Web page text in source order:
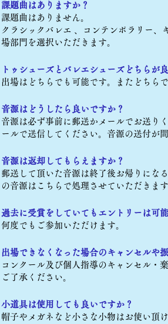
課題曲はありますか？
課題曲はありません。
クラシックバレエ 、コンテンポラリー、
場部門を選択いただきます。
トゥシューズとバレエシューズどちらが
出場はどちらでも可能です。またどちら
音源はどうしたら良いですか？
音源は必ず事前に郵送かメールでお送り
ールで送信してください。音源の送付が
音源は返却してもらえますか？
郵送して頂いた音源は終了後お帰りにな
の音源はこちらで処理させていただきます
過去に受賞をしていてもエントリーは可
何度でもご参加いただけます。
出場できなくなった場合のキャンセルや
コンクール及び個人指導のキャンセル・
ご了承ください。
小道具は使用しても良いですか？
帽子やメガネなど小さな小物はお使い頂